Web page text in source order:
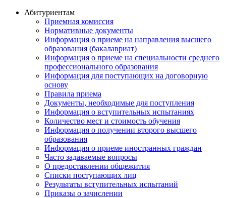
Абитуриентам
Приемная комиссия
Нормативные документы
Информация о приеме на направления высшего
образования (бакалавриат)
Информация о приеме на специальности среднего
профессионального образования
Информация для поступающих на договорную
основу
Правила приема
Документы, необходимые для поступления
Информация о вступительных испытаниях
Количество мест и стоимость обучения
Информация о получении второго высшего
образования
Информация о приеме иностранных граждан
Часто задаваемые вопросы
О предоставлении общежития
Списки поступающих лиц
Результаты вступительных испытаний
Приказы о зачислении